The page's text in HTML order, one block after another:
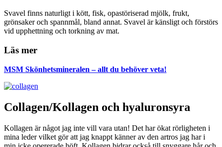
Svavel finns naturligt i kött, fisk, opastöriserad mjölk, frukt,
grönsaker och spannmål, bland annat. Svavel är känsligt och förstörs
vid upphettning och torkning av mat.
Läs mer
MSM Skönhetsmineralen – allt du behöver veta!
Collagen/Kollagen och hyaluronsyra
Kollagen är något jag inte vill vara utan! Det har ökat rörligheten i
mina leder vilket gör att jag knappt känner av den artros jag har i